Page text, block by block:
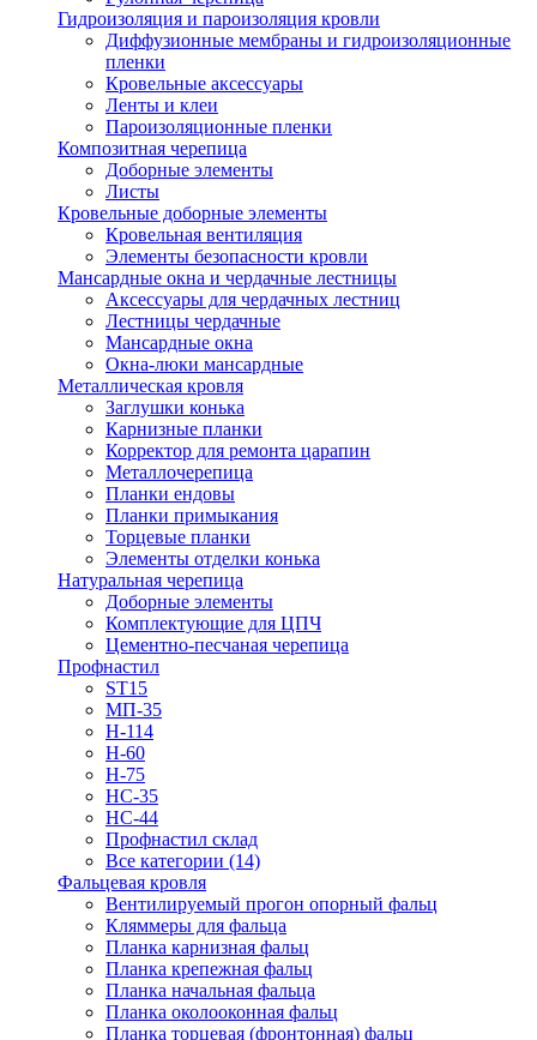
Гидроизоляция и пароизоляция кровли
Диффузионные мембраны и гидроизоляционные
пленки
Кровельные аксессуары
Ленты и клеи
Пароизоляционные пленки
Композитная черепица
Доборные элементы
Листы
Кровельные доборные элементы
Кровельная вентиляция
Элементы безопасности кровли
Мансардные окна и чердачные лестницы
Аксессуары для чердачных лестниц
Лестницы чердачные
Мансардные окна
Окна-люки мансардные
Металлическая кровля
Заглушки конька
Карнизные планки
Корректор для ремонта царапин
Металлочерепица
Планки ендовы
Планки примыкания
Торцевые планки
Элементы отделки конька
Натуральная черепица
Доборные элементы
Комплектующие для ЦПЧ
Цементно-песчаная черепица
Профнастил
ST15
МП-35
Н-114
Н-60
Н-75
НС-35
НС-44
Профнастил склад
Все категории (14)
Фальцевая кровля
Вентилируемый прогон опорный фальц
Кляммеры для фальца
Планка карнизная фальц
Планка крепежная фальц
Планка начальная фальца
Планка околооконная фальц
Планка торцевая (фронтонная) фальц